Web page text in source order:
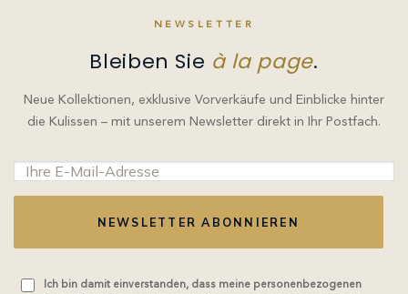
NEWSLETTER
Bleiben Sie à la page.
Neue Kollektionen, exklusive Vorverkäufe und Einblicke hinter
die Kulissen – mit unserem Newsletter direkt in Ihr Postfach.
NEWSLETTER ABONNIEREN
Ich bin damit einverstanden, dass meine personenbezogenen